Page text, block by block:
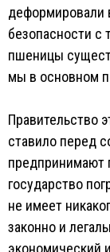
деформировали
безопасности с
пшеницы
мы в основном
Правительство
ставило перед
предпринимают
государство
не имеет
законно и
экономический